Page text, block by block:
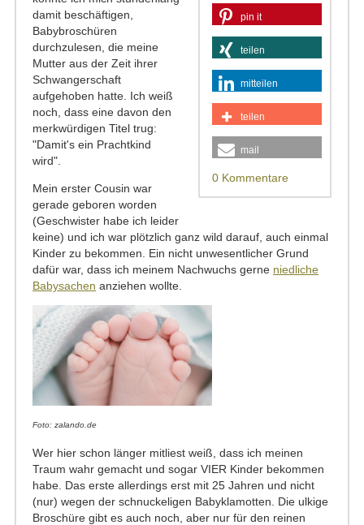
pin it
teilen
mitteilen
teilen
mail
0 Kommentare
damit beschäftigen,
Babybroschüren
durchzulesen, die meine
Mutter aus der Zeit ihrer
Schwangerschaft
aufgehoben hatte. Ich weiß
noch, dass eine davon den
merkwürdigen Titel trug:
"Damit's ein Prachtkind
wird".
Mein erster Cousin war
gerade geboren worden
(Geschwister habe ich leider
keine) und ich war plötzlich ganz wild darauf, auch einmal
Kinder zu bekommen. Ein nicht unwesentlicher Grund
dafür war, dass ich meinem Nachwuchs gerne niedliche
Babysachen anziehen wollte.
Foto: zalando.de
Wer hier schon länger mitliest weiß, dass ich meinen
Traum wahr gemacht und sogar VIER Kinder bekommen
habe. Das erste allerdings erst mit 25 Jahren und nicht
(nur) wegen der schnuckeligen Babyklamotten. Die ulkige
Broschüre gibt es auch noch, aber nur für den reinen